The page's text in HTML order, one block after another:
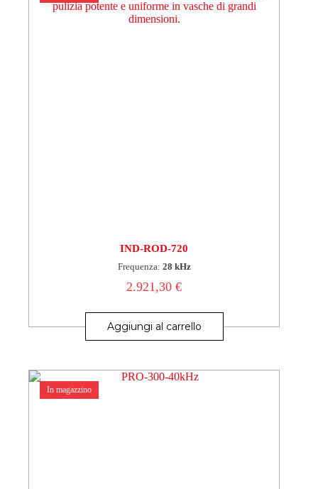
IND-ROD-720
Frequenza: 28 kHz
2.921,30€
Aggiungi al carrello
In magazzino